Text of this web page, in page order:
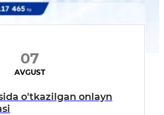
07
AVGUST
o'tkazilgan onlayn